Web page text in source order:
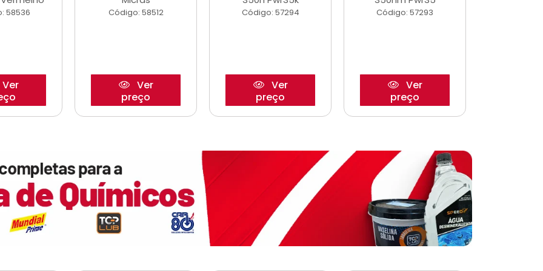
58536
Ver
Código: 58512
Ver
preço
Código: 57294
Ver
preço
Código: 57293
Ver
preço